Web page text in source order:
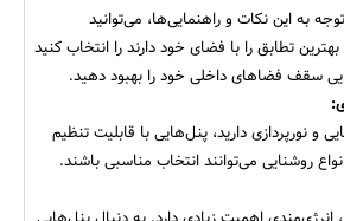
به این نکات و راهنمایی‌ها، می‌توانید
تطابق را با فضای خود دارند را انتخاب کنید
سقف فضاهای داخلی خود را بهبود دهید.
و نورپردازی دارید، پنل‌هایی با قابلیت تنظیم
روشنایی می‌توانند انتخاب مناسبی باشند.